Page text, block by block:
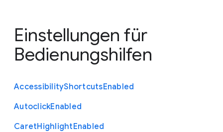
Einstellungen für
Bedienungshilfen
AccessibilityShortcutsEnabled
AutoclickEnabled
CaretHighlightEnabled